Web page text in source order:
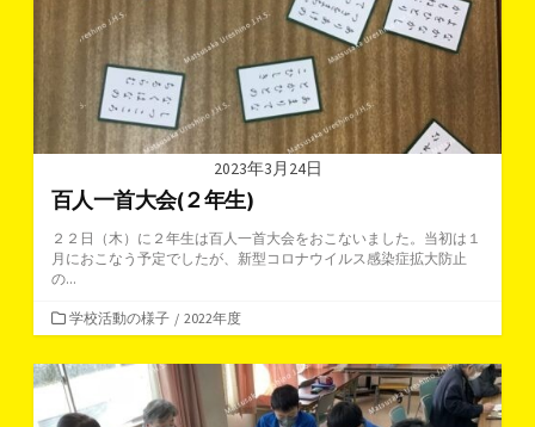
2023年3月24日
百人一首大会(２年生)
２２日（木）に２年生は百人一首大会をおこないました。当初は１
月におこなう予定でしたが、新型コロナウイルス感染症拡大防止
の...
カ
テ
ゴ
リ
ー
学校活動の様子 / 2022年度